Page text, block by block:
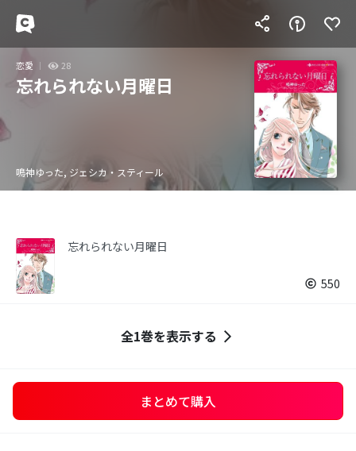
恋愛 28
忘れられない月曜日
鳴神ゆった, ジェシカ・スティール
忘れられない月曜日
550
全1巻を表示する
まとめて購入